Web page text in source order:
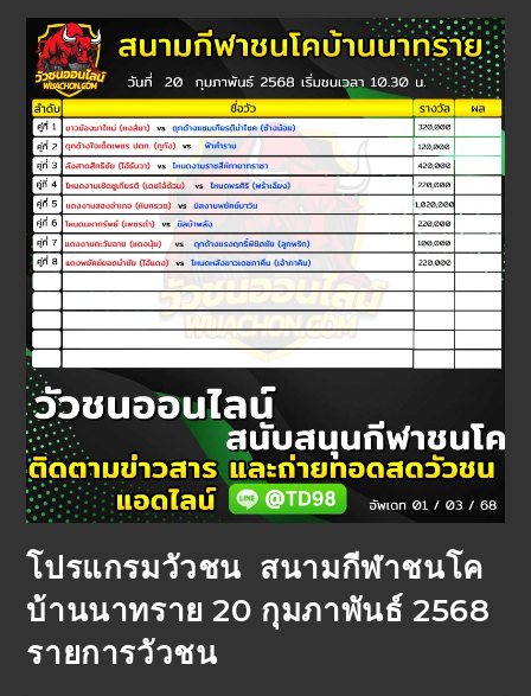
โปรแกรมวัวชน สนามกีฬาชนโค
บ้านนาทราย 20 กุมภาพันธ์ 2568
รายการวัวชน